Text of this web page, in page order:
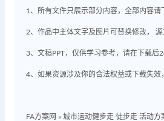
1、所有文件只展示部分内容，全部内容请
2、作品中主体文字及图片可替换修改，
3、文稿PPT，仅供学习参考，请在下载后
4、如果资源涉及你的合法权益或下载失效
FA方案网 » 城市运动健步走 徒步走 活动方